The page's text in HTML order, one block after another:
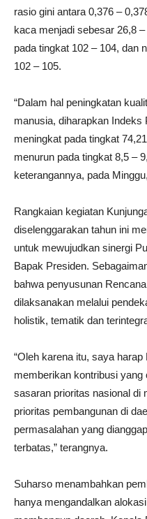
rasio gini antara 0,376 –
kaca menjadi sebesar 26,8
pada tingkat 102 – 104, dan
102 – 105.
“Dalam hal peningkatan
manusia, diharapkan Indeks
meningkat pada tingkat
menurun pada tingkat 8,5 –
keterangannya, pada
Rangkaian kegiatan
diselenggarakan tahun ini
untuk mewujudkan sinergi
Bapak Presiden.
bahwa penyusunan
dilaksanakan melalui
holistik, tematik dan
“Oleh karena itu, saya
memberikan kontribusi
sasaran prioritas nasional di
prioritas pembangunan di
permasalahan yang
terbatas,” terangnya.
Suharso menambahkan
hanya mengandalkan